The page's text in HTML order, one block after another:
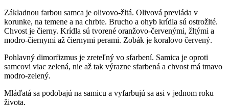
Základnou farbou samca je olivovo-žltá. Olivová prevláda v
korunke, na temene a na chrbte. Brucho a ohyb krídla sú ostrožlté.
Chvost je čierny. Krídla sú tvorené oranžovo-červenými, žltými a
modro-čiernymi až čiernymi perami. Zobák je koralovo červený.
Pohlavný dimorfizmus je zreteľný vo sfarbení. Samica je oproti
samcovi viac zelená, nie až tak výrazne sfarbená a chvost má tmavo
modro-zelený.
Mláďatá sa podobajú na samicu a vyfarbujú sa asi v jednom roku
života.